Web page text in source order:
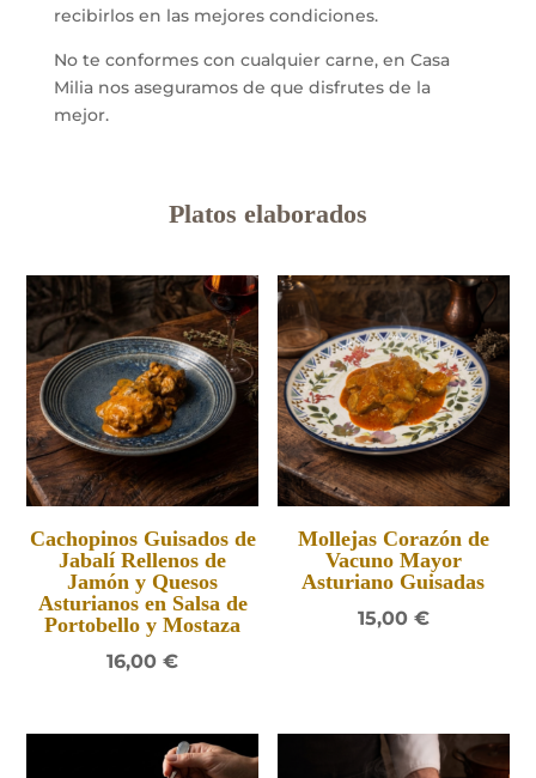
recibirlos en las mejores condiciones.
No te conformes con cualquier carne, en Casa
Milia nos aseguramos de que disfrutes de la
mejor.
Platos elaborados
Cachopinos Guisados de
Jabalí Rellenos de
Jamón y Quesos
Asturianos en Salsa de
Portobello y Mostaza
16,00€
Mollejas Corazón de
Vacuno Mayor
Asturiano Guisadas
15,00 €